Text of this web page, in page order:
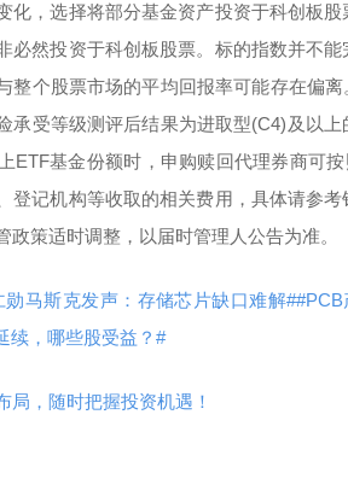
化，选择将部分基金资产投资于科创板
必然投资于科创板股票。标的指数并不
整个股票市场的平均回报率可能存在偏
承受等级测评后结果为进取型(C4)及以
ETF基金份额时，申购赎回代理券商可
登记机构等收取的相关费用，具体请参
政策适时调整，以届时管理人公告为准。
勋马斯克发声：存储芯片缺口难解##PCB
续，哪些股受益？#
局，随时把握投资机遇！